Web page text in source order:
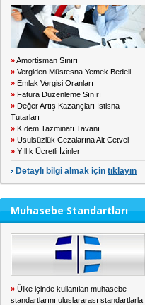
»Amortisman Sınırı
» Vergiden Müstesna Yemek Bedeli
» Emlak Vergisi Oranları
» Fatura Düzenleme Sınırı
» Değer Artış Kazançları İstisna
Tutarları
» Kıdem Tazminatı Tavanı
» Usulsüzlük Cezalarına Ait Cetvel
» Yıllık Ücretli İzinler
Detaylı bilgi almak için tıklayın
Muhasebe Standartları
» Ülke içinde kullanılan muhasebe
standartlarını uluslararası standartlarla